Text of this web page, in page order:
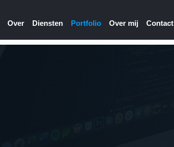
Over Diensten Portfolio Over mij Contact